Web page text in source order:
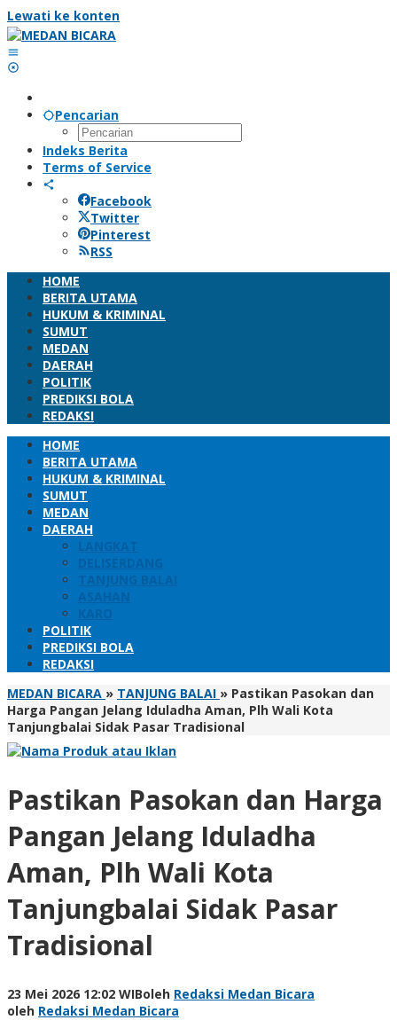
Lewati ke konten
Pencarian
Indeks Berita
Terms of Service
Facebook
Twitter
Pinterest
RSS
HOME
BERITA UTAMA
HUKUM & KRIMINAL
SUMUT
MEDAN
DAERAH
POLITIK
PREDIKSI BOLA
REDAKSI
HOME
BERITA UTAMA
HUKUM & KRIMINAL
SUMUT
MEDAN
DAERAH
LANGKAT
DELISERDANG
TANJUNG BALAI
ASAHAN
KARO
POLITIK
PREDIKSI BOLA
REDAKSI
MEDAN BICARA » TANJUNG BALAI » Pastikan Pasokan dan
Harga Pangan Jelang Iduladha Aman, Plh Wali Kota
Tanjungbalai Sidak Pasar Tradisional
Pastikan Pasokan dan Harga
Pangan Jelang Iduladha
Aman, Plh Wali Kota
Tanjungbalai Sidak Pasar
Tradisional
23 Mei 2026 12:02 WIBoleh Redaksi Medan Bicara
oleh Redaksi Medan Bicara